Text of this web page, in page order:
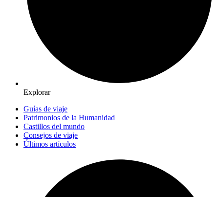
Explorar
Guías de viaje
Patrimonios de la Humanidad
Castillos del mundo
Consejos de viaje
Últimos artículos